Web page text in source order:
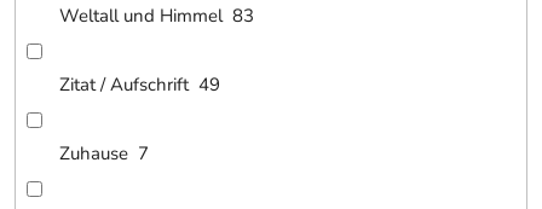
Weltall und Himmel 83
Zitat / Aufschrift 49
Zuhause 7